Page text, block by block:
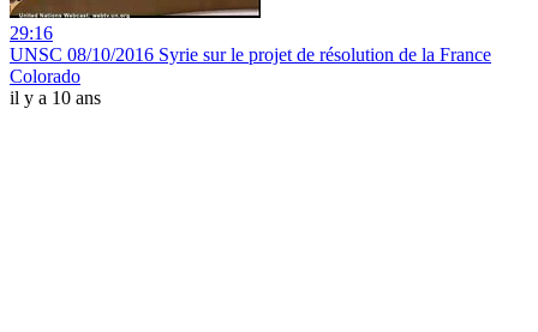
29:16
UNSC 08/10/2016 Syrie sur le projet de résolution de la France
Colorado
il y a 10 ans